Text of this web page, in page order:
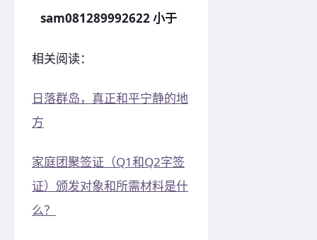
sam081289992622 小于
相关阅读：
日落群岛，真正和平宁静的地
方
家庭团聚签证（Q1和Q2字签
证）颁发对象和所需材料是什
么？